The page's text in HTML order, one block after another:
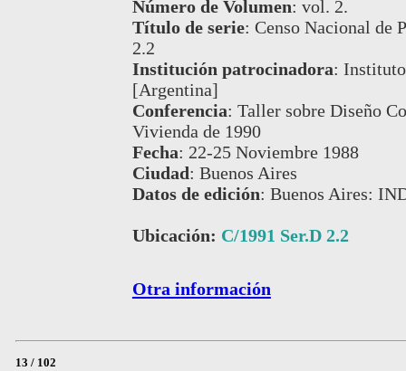
Número de Volumen: vol. 2.
Título de serie: Censo Nacional de
2.2
Institución patrocinadora:
[Argentina]
Conferencia: Taller sobre Diseño
Vivienda de 1990
Fecha: 22-25 Noviembre 1988
Ciudad: Buenos Aires
Datos de edición: Buenos Aires:
Ubicación: C/1991 Ser.D 2.2
Otra información
13 / 102